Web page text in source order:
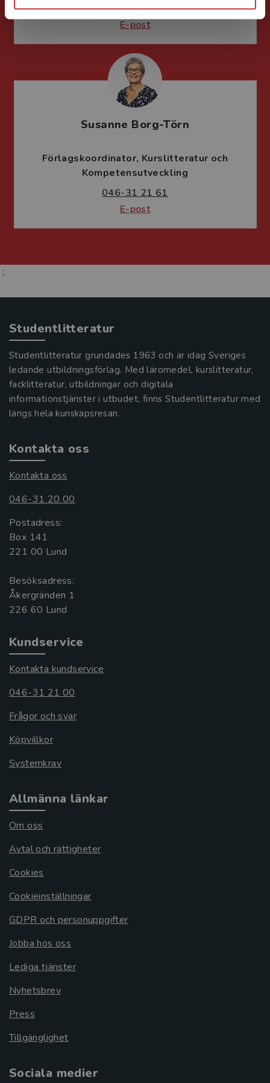
046-31 21 46
E-post
Susanne Borg-Törn
Förlagskoordinator Kurslitteratur och
Kompetensutveckling
046-31 21 61
E-post
;
Studentlitteratur
Studentlitteratur grundades 1963 och är idag Sveriges
ledande utbildningsförlag. Med läromedel, kurslitteratur,
facklitteratur, utbildningar och digitala
informationstjänster i utbudet, finns Studentlitteratur med
längs hela kunskapsresan.
Kontakta oss
Kontakta oss
046-31 20 00
Postadress:
Box 141
221 00 Lund
Besöksadress:
Åkergränden 1
Kundservice
Kontakta kundservice
046-31 21 00
Frågor och svar
Köpvillkor
Systemkrav
Allmänna länkar
Om oss
Avtal och rättigheter
Cookies
Cookieinställningar
GDPR och personuppgifter
Jobba hos oss
Lediga tjänster
Nyhetsbrev
Press
Tillgänglighet
Sociala medier